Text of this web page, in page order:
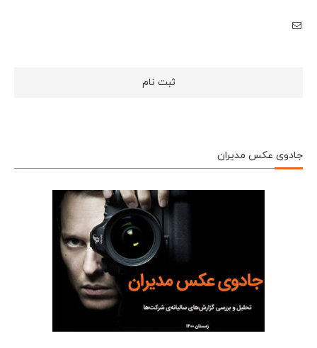
جادوی عکس مدیران